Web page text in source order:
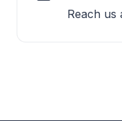
Reach us